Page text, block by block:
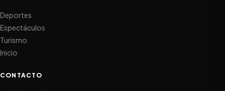
Deportes
Espectáculos
Turismo
Inicio
CONTACTO